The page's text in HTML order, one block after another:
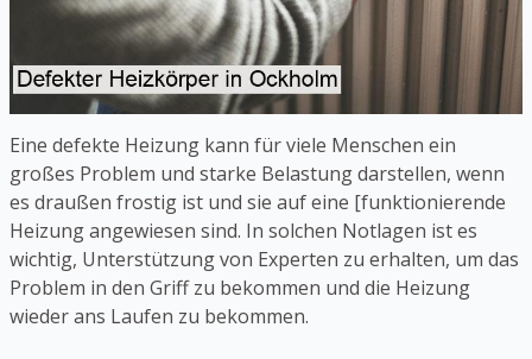
Eine defekte Heizung kann für viele Menschen ein
großes Problem und starke Belastung darstellen, wenn
es draußen frostig ist und sie auf eine [funktionierende
Heizung angewiesen sind. In solchen Notlagen ist es
wichtig, Unterstützung von Experten zu erhalten, um das
Problem in den Griff zu bekommen und die Heizung
wieder ans Laufen zu bekommen.